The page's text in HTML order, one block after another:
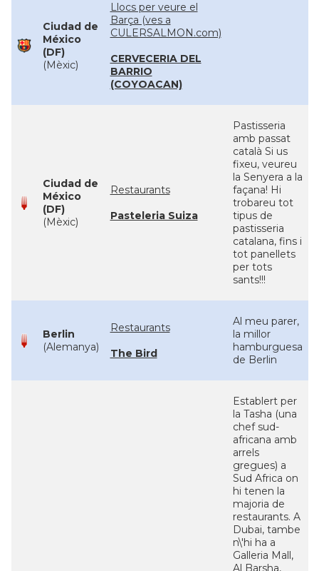
Ciudad de
México
(DF)
(Mèxic)
Llocs per veure el
Barça (ves a
CULERSALMON.com)
CERVECERIA DEL
BARRIO
(COYOACAN)
Ciudad de
México
(DF)
(Mèxic)
Restaurants
Pasteleria Suiza
Pastisseria
amb passat
català Si us
fixeu, veureu
la Senyera a la
façana! Hi
trobareu tot
tipus de
pastisseria
catalana, fins i
tot panellets
per tots
sants!!!
Berlin
(Alemanya)
Restaurants
The Bird
Al meu parer,
la millor
hamburguesa
de Berlin
Establert per
la Tasha (una
chef sud-
africana amb
arrels
gregues) a
Sud Africa on
hi tenen la
majoria de
restaurants. A
Dubai, tambe
n\'hi ha a
Galleria Mall,
Al Barsha,